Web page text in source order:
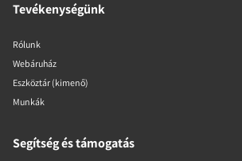
Tevékenységünk
Rólunk
Webáruház
Eszköztár (kimenő)
Munkák
Segítség és támogatás